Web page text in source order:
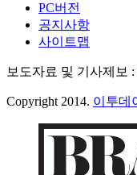
PC버전
공지사항
사이트맵
보도자료 및 기사제보 :
Copyright 2014. 이투데